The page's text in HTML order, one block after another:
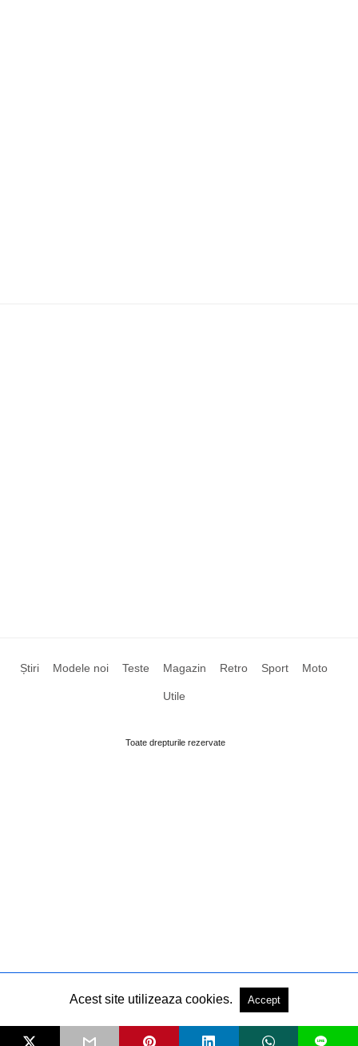
Știri Modele noi Teste Magazin Retro Sport Moto
Utile
Toate drepturile rezervate
Acest site utilizeaza cookies. Accept